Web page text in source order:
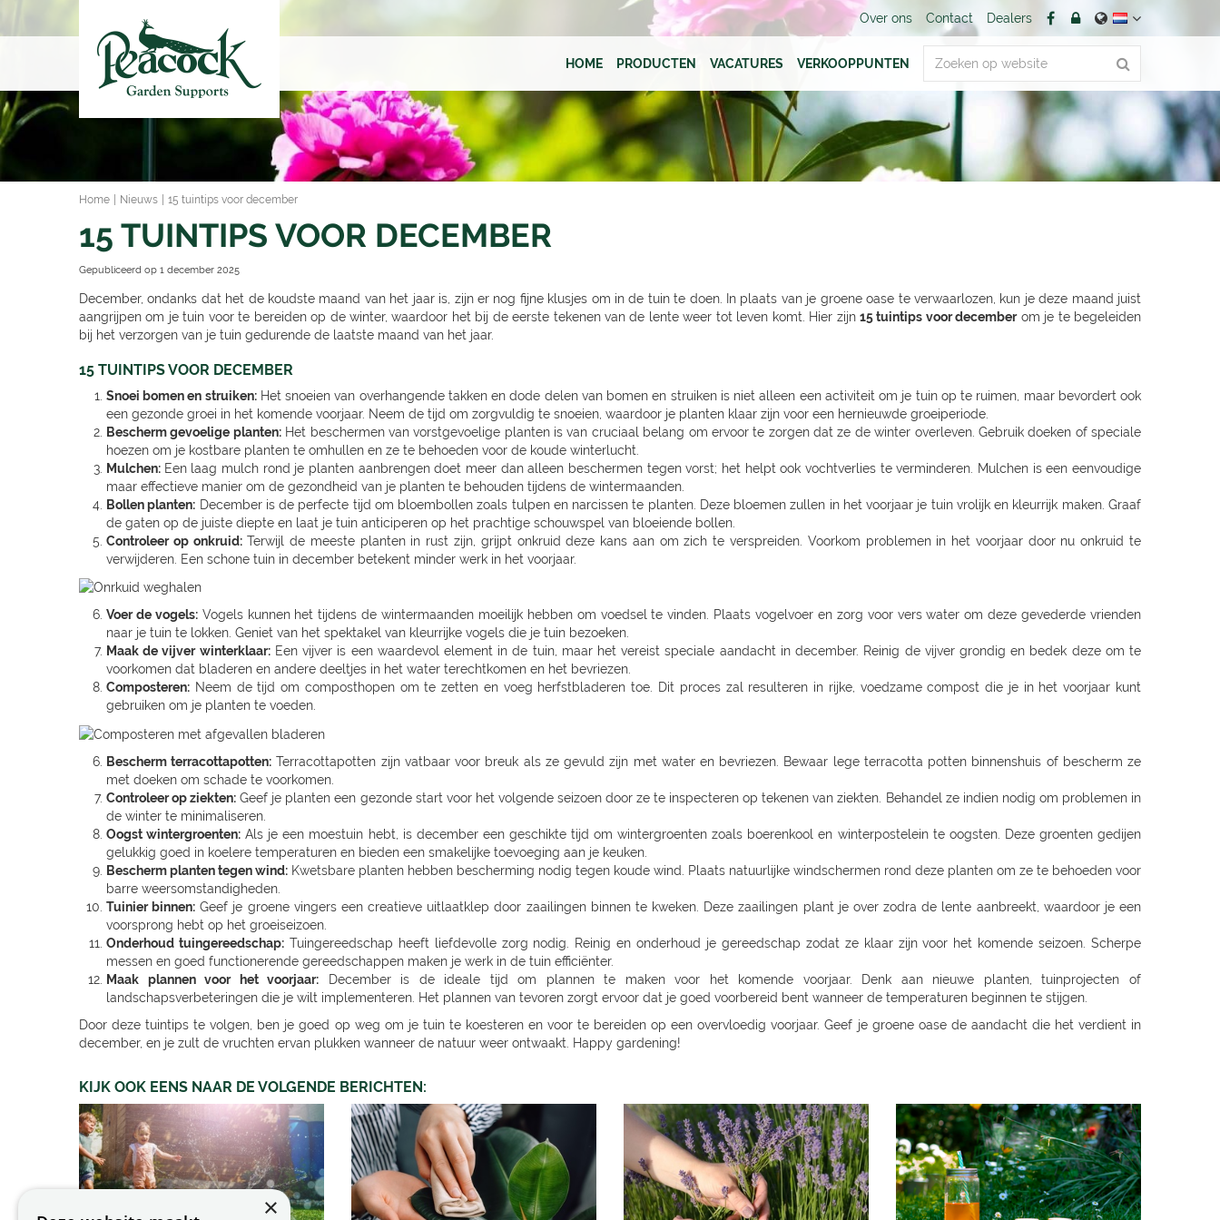
Home Nieuws 15 tuintips voor december
Over ons Contact Dealers
HOME PRODUCTEN VACATURES VERKOOPPUNTEN
15 TUINTIPS VOOR DECEMBER
Gepubliceerd op 1 december 2025
December, ondanks dat het de koudste maand van het jaar is, zijn er nog fijne klusjes om in de tuin te doen. In plaats van je groene oase te verwaarlozen, kun je deze maand juist
aangrijpen om je tuin voor te bereiden op de winter, waardoor het bij de eerste tekenen van de lente weer tot leven komt. Hier zijn 15 tuintips voor decemberom je te begeleiden
bij het verzorgen van je tuin gedurende de laatste maand van het jaar.
15 TUINTIPS VOOR DECEMBER
Snoei bomen en struiken:Het snoeien van overhangende takken en dode delen van bomen en struiken is niet alleen een activiteit om je tuin op te ruimen, maar bevordert ook
een gezonde groei in het komende voorjaar. Neem de tijd om zorgvuldig te snoeien, waardoor je planten klaar zijn voor een hernieuwde groeiperiode.
Bescherm gevoelige planten:Het beschermen van vorstgevoelige planten is van cruciaal belang om ervoor te zorgen dat ze de winter overleven. Gebruik doeken of speciale
hoezen om je kostbare planten te omhullen en ze te behoeden voor de koude winterlucht.
Mulchen: Een laag mulch rond je planten aanbrengen doet meer dan alleen beschermen tegen vorst; het helpt ook vochtverlies te verminderen. Mulchen is een eenvoudige
maar effectieve manier om de gezondheid van je planten te behouden tijdens de wintermaanden.
Bollen planten: December is de perfecte tijd om bloembollen zoals tulpen en narcissen te planten. Deze bloemen zullen in het voorjaar je tuin vrolijk en kleurrijk maken. Graaf
de gaten op de juiste diepte en laat je tuin anticiperen op het prachtige schouwspel van bloeiende bollen.
Controleer op onkruid:Terwijl de meeste planten in rust zijn, grijpt onkruid deze kans aan om zich te verspreiden. Voorkom problemen in het voorjaar door nu onkruid te
verwijderen. Een schone tuin in december betekent minder werk in het voorjaar.
Voer de vogels:Vogels kunnen het tijdens de wintermaanden moeilijk hebben om voedsel te vinden. Plaats vogelvoer en zorg voor vers water om deze gevederde vrienden
naar je tuin te lokken. Geniet van het spektakel van kleurrijke vogels die je tuin bezoeken.
Maak de vijver winterklaar:Een vijver is een waardevol element in de tuin, maar het vereist speciale aandacht in december. Reinig de vijver grondig en bedek deze om te
voorkomen dat bladeren en andere deeltjes in het water terechtkomen en het bevriezen.
Composteren: Neem de tijd om composthopen om te zetten en voeg herfstbladeren toe. Dit proces zal resulteren in rijke, voedzame compost die je in het voorjaar kunt
gebruiken om je planten te voeden.
Bescherm terracottapotten: Terracottapotten zijn vatbaar voor breuk als ze gevuld zijn met water en bevriezen. Bewaar lege terracotta potten binnenshuis of bescherm ze
met doeken om schade te voorkomen.
Controleer op ziekten: Geef je planten een gezonde start voor het volgende seizoen door ze te inspecteren op tekenen van ziekten. Behandel ze indien nodig om problemen in
de winter te minimaliseren.
Oogst wintergroenten: Als je een moestuin hebt, is december een geschikte tijd om wintergroenten zoals boerenkool en winterpostelein te oogsten. Deze groenten gedijen
gelukkig goed in koelere temperaturen en bieden een smakelijke toevoeging aan je keuken.
Bescherm planten tegen wind: Kwetsbare planten hebben bescherming nodig tegen koude wind. Plaats natuurlijke windschermen rond deze planten om ze te behoeden voor
barre weersomstandigheden.
Tuinier binnen: Geef je groene vingers een creatieve uitlaatklep door zaailingen binnen te kweken. Deze zaailingen plant je over zodra de lente aanbreekt, waardoor je een
voorsprong hebt op het groeiseizoen.
Onderhoud tuingereedschap:Tuingereedschap heeft liefdevolle zorg nodig. Reinig en onderhoud je gereedschap zodat ze klaar zijn voor het komende seizoen. Scherpe
messen en goed functionerende gereedschappen maken je werk in de tuin efficiënter.
Maak plannen voor het voorjaar: December is de ideale tijd om plannen te maken voor het komende voorjaar. Denk aan nieuwe planten, tuinprojecten of
landschapsverbeteringen die je wilt implementeren. Het plannen van tevoren zorgt ervoor dat je goed voorbereid bent wanneer de temperaturen beginnen te stijgen.
Door deze tuintips te volgen, ben je goed op weg om je tuin te koesteren en voor te bereiden op een overvloedig voorjaar. Geef je groene oase de aandacht die het verdient in
december, en je zult de vruchten ervan plukken wanneer de natuur weer ontwaakt. Happy gardening!
KIJK OOK EENS NAAR DE VOLGENDE BERICHTEN:
×